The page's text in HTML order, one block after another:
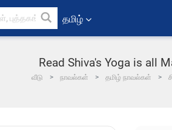
தமிழ்
Read Shiva's Yoga is all
வீடு நாவல்கள் தமிழ் நாவல்கள்